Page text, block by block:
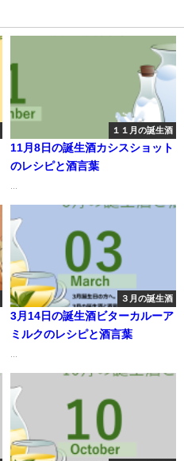
１１月の誕生酒
11月8日の誕生酒カシスショット
のレシピと酒言葉
３月の誕生酒
3月14日の誕生酒ビターカルーア
ミルクのレシピと酒言葉